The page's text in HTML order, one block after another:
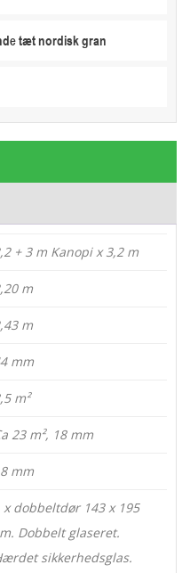
tæt nordisk gran
+ 3 m Kanopi x 3,2 m
m
m
mm
m²
23 m², 18 mm
mm
x dobbeltdør 143 x 195
Dobbelt glaseret.
sikkerhedsglas.